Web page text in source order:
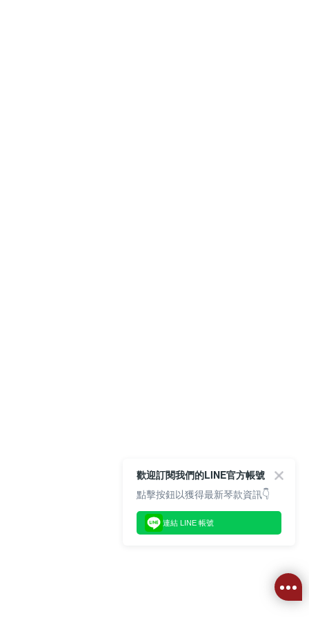
歡迎訂閱我們的LINE官方帳號
點擊按鈕以獲得最新琴款資訊👇
連結 LINE 帳號